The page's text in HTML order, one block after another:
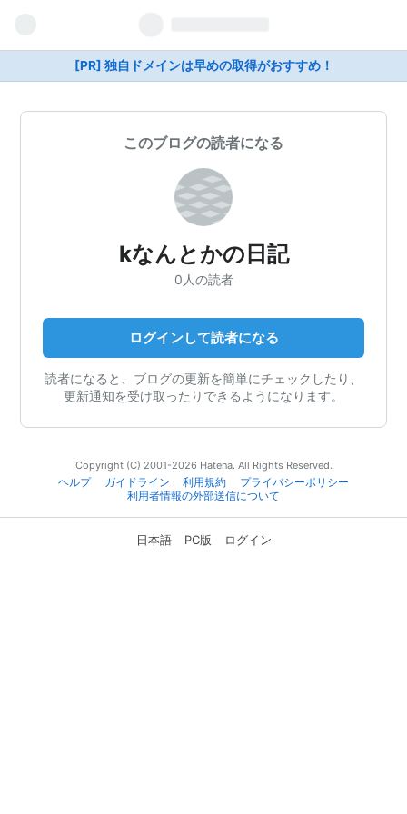
[PR] 独自ドメインは早めの取得がおすすめ！
このブログの読者になる
kなんとかの日記
0人の読者
ログインして読者になる
読者になると、ブログの更新を簡単にチェックしたり、
更新通知を受け取ったりできるようになります。
Copyright (C) 2001-2026 Hatena. All Rights Reserved.
ヘルプ
ガイドライン 利用規約
プライバシーポリシー
利用者情報の外部送信について
日本語 PC版 ログイン